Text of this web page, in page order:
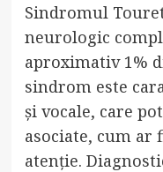
Sindromul
neurologic
aproximativ 1%
sindrom este
și vocale, care
asociate, cum ar
atenție.